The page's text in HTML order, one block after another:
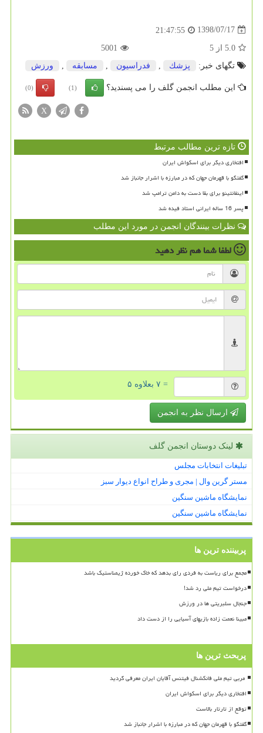
1398/07/17
21:47:55
5.0 از 5
5001
تگهای خبر:
پزشك فدراسیون مسابقه ورزش
این مطلب انجمن گلف را می پسندید؟ (1)
(0)
X
تازه ترین مطالب مرتبط
افتخاری دیگر برای اسکواش ایران
گفتگو با قهرمان جهان که در مبارزه با اشرار جانباز شد
اینفانتینو برای بقا دست به دامن ترامپ شد
پسر 16 ساله ایرانی استاد فیده شد
نظرات بینندگان انجمن در مورد این مطلب
لطفا شما همنظر دهید
= ۷ بعلاوه ۵
ارسال نظر به انجمن
لینک دوستان انجمن گلف
تبلیغات انتخابات مجلس
مستر گرین وال | مجری و طراح انواع دیوار سبز
نمایشگاه ماشین سنگین
نمایشگاه ماشین سنگین
پربیننده ترین ها
مجمع برای ریاست به فردی رای بدهد که خاک خورده ژیمناستیک باشد
درخواست تیم ملی رد شد!
جنجال سلبریتی ها در ورزش
مبینا نعمت زاده بازیهای آسیایی را از دست داد
پربحث ترین ها
افتخاری دیگر برای اسکواش ایران
توقع از تارتار بالاست
گفتگو با قهرمان جهان که در مبارزه با اشرار جانباز شد